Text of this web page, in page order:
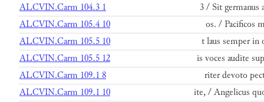
ALCVIN.Carm 104.3 1
3 / Sit germanus
ALCVIN.Carm 105.4 10
os. / Pacificos
ALCVIN.Carm 105.5 10
t laus semper
ALCVIN.Carm 105.5 12
is voces audite
ALCVIN.Carm 109.1 8
riter devoto
ALCVIN.Carm 109.1 10
ite, / Angelicus